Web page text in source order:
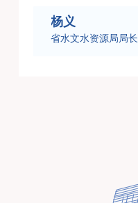
杨义
省水文水资源局局长